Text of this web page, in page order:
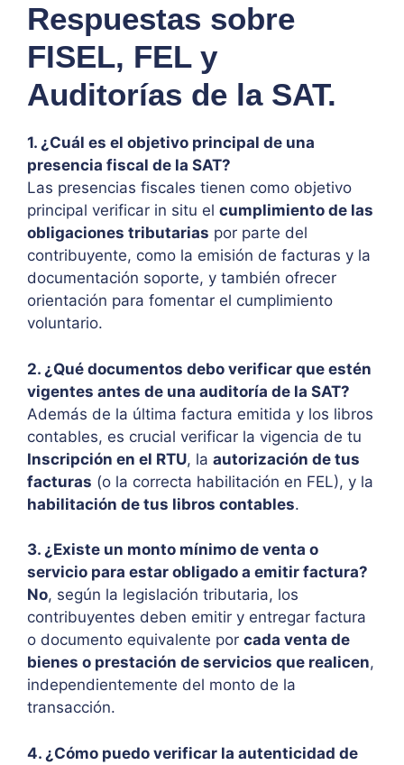
Respuestas sobre
FISEL, FEL y
Auditorías de la SAT.
1. ¿Cuál es el objetivo principal de una
presencia fiscal de la SAT?
Las presencias fiscales tienen como objetivo
principal verificar in situ el cumplimiento de las
obligaciones tributarias por parte del
contribuyente, como la emisión de facturas y la
documentación soporte, y también ofrecer
orientación para fomentar el cumplimiento
voluntario.
2. ¿Qué documentos debo verificar que estén
vigentes antes de una auditoría de la SAT?
Además de la última factura emitida y los libros
contables, es crucial verificar la vigencia de tu
Inscripción en el RTU, la autorización de tus
facturas (o la correcta habilitación en FEL), y la
habilitación de tus libros contables.
3. ¿Existe un monto mínimo de venta o
servicio para estar obligado a emitir factura?
No, según la legislación tributaria, los
contribuyentes deben emitir y entregar factura
o documento equivalente por cada venta de
bienes o prestación de servicios que realicen,
independientemente del monto de la
transacción.
4. ¿Cómo puedo verificar la autenticidad de